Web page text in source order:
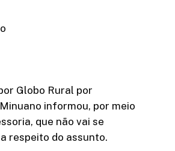
Globo Rural por
informou, por meio
que não vai se
respeito do assunto.